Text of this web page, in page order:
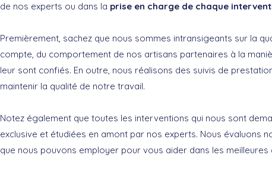
de nos experts ou dans la prise en charge de chaque
Premièrement, sachez que nous sommes intransigeants sur la
compte, du comportement de nos artisans partenaires à la
leur sont confiés. En outre, nous réalisons des suivis de
maintenir la qualité de notre travail.
Notez également que toutes les interventions qui nous sont
exclusive et étudiées en amont par nos experts. Nous évaluons
que nous pouvons employer pour vous aider dans les meilleures